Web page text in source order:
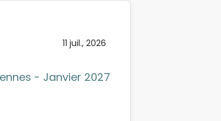
11 juil., 2026
- Janvier 2027